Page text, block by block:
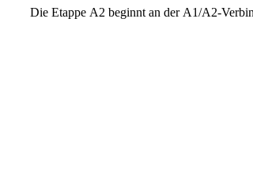
Die Etappe A2 beginnt an der A1/A2-